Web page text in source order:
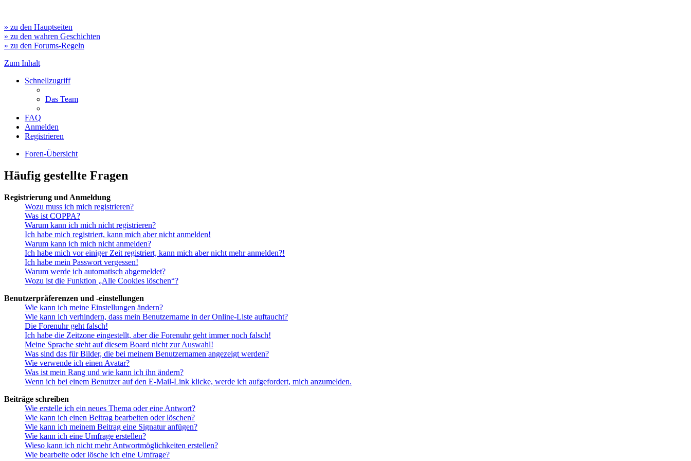
» zu den Hauptseiten
» zu den wahren Geschichten
» zu den Forums-Regeln
Zum Inhalt
Schnellzugriff
Das Team
FAQ
Anmelden
Registrieren
Foren-Übersicht
Häufig gestellte Fragen
Registrierung und Anmeldung
Wozu muss ich mich registrieren?
Was ist COPPA?
Warum kann ich mich nicht registrieren?
Ich habe mich registriert, kann mich aber nicht anmelden!
Warum kann ich mich nicht anmelden?
Ich habe mich vor einiger Zeit registriert, kann mich aber nicht mehr anmelden?!
Ich habe mein Passwort vergessen!
Warum werde ich automatisch abgemeldet?
Wozu ist die Funktion „Alle Cookies löschen“?
Benutzerpräferenzen und -einstellungen
Wie kann ich meine Einstellungen ändern?
Wie kann ich verhindern, dass mein Benutzername in der Online-Liste auftaucht?
Die Forenuhr geht falsch!
Ich habe die Zeitzone eingestellt, aber die Forenuhr geht immer noch falsch!
Meine Sprache steht auf diesem Board nicht zur Auswahl!
Was sind das für Bilder, die bei meinem Benutzernamen angezeigt werden?
Wie verwende ich einen Avatar?
Was ist mein Rang und wie kann ich ihn ändern?
Wenn ich bei einem Benutzer auf den E-Mail-Link klicke, werde ich aufgefordert, mich anzumelden.
Beiträge schreiben
Wie erstelle ich ein neues Thema oder eine Antwort?
Wie kann ich einen Beitrag bearbeiten oder löschen?
Wie kann ich meinem Beitrag eine Signatur anfügen?
Wie kann ich eine Umfrage erstellen?
Wieso kann ich nicht mehr Antwortmöglichkeiten erstellen?
Wie bearbeite oder lösche ich eine Umfrage?